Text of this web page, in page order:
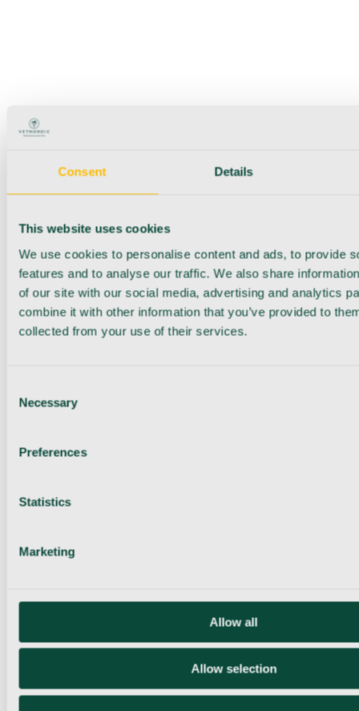
Consent Details
This website uses cookies
We use cookies to personalise content and ads, to provide
features and to analyse our traffic. We also share
of our site with our social media, advertising and analytics
combine it with other information that you’ve provided to
collected from your use of their services.
Selection
Necessary
Preferences
Statistics
Marketing
Allow all
Allow selection